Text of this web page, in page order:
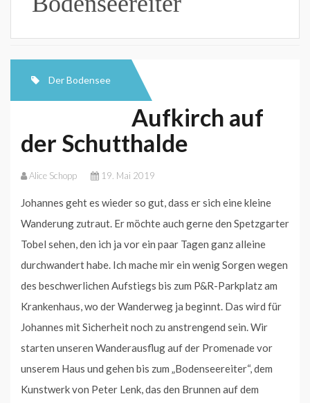
Der Bodensee
Aufkirch auf
der Schutthalde
Alice Schopp 19. Mai 2019
Johannes geht es wieder so gut, dass er sich eine kleine
Wanderung zutraut. Er möchte auch gerne den Spetzgarter
Tobel sehen, den ich ja vor ein paar Tagen ganz alleine
durchwandert habe. Ich mache mir ein wenig Sorgen wegen
des beschwerlichen Aufstiegs bis zum P&R-Parkplatz am
Krankenhaus, wo der Wanderweg ja beginnt. Das wird für
Johannes mit Sicherheit noch zu anstrengend sein. Wir
starten unseren Wanderausflug auf der Promenade vor
unserem Haus und gehen bis zum „Bodenseereiter“, dem
Kunstwerk von Peter Lenk, das den Brunnen auf dem